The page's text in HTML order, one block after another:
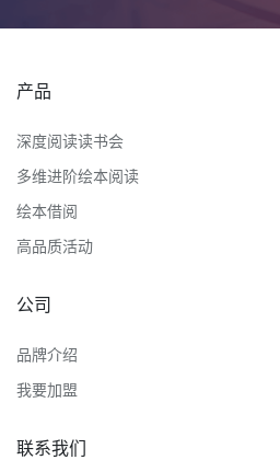
产品
深度阅读读书会
多维进阶绘本阅读
绘本借阅
高品质活动
公司
品牌介绍
我要加盟
联系我们